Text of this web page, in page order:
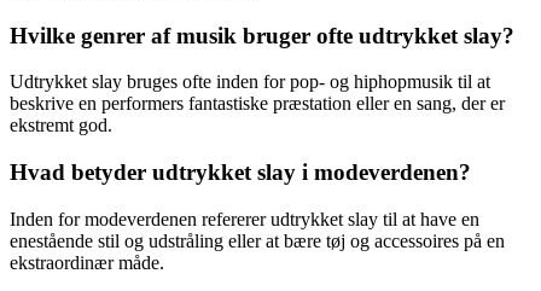
Hvilke genrer af musik bruger ofte udtrykket slay?
Udtrykket slay bruges ofte inden for pop- og hiphopmusik til at
beskrive en performers fantastiske præstation eller en sang, der er
ekstremt god.
Hvad betyder udtrykket slay i modeverdenen?
Inden for modeverdenen refererer udtrykket slay til at have en
enestående stil og udstråling eller at bære tøj og accessoires på en
ekstraordinær måde.